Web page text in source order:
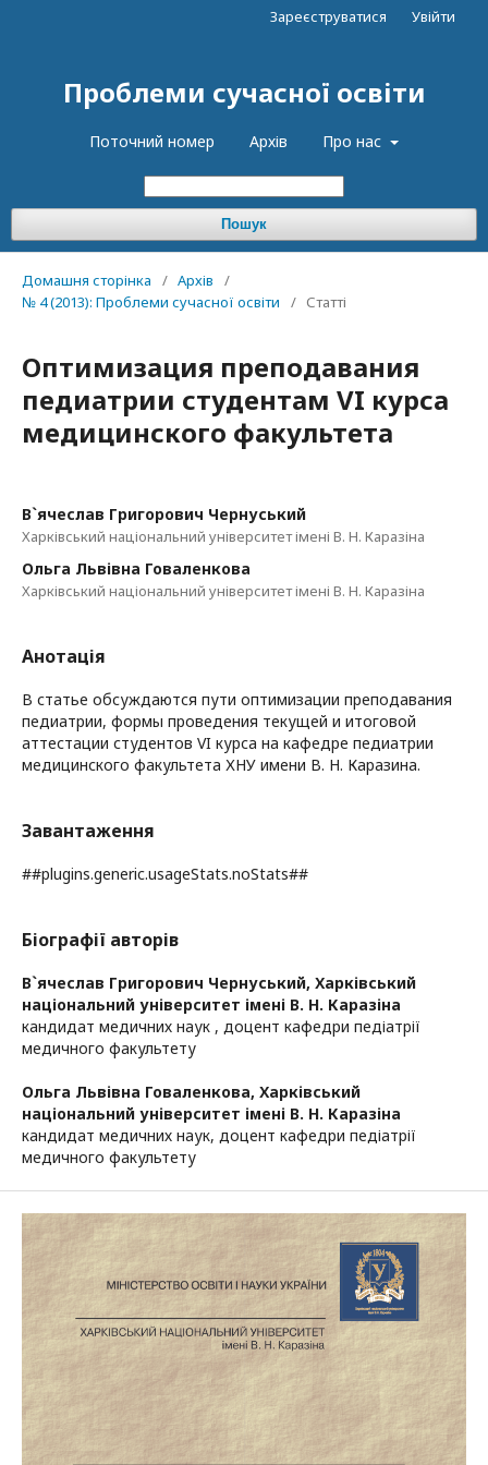
Проблеми сучасної освіти
Поточний номер Архів Про нас
Пошук
Зареєструватися Увійти
Домашня сторінка / Архів
/
№ 4 (2013): Проблеми сучасної освіти
/ Статті
Оптимизация преподавания
педиатрии студентам VI курса
медицинского факультета
В`ячеслав Григорович Чернуський
Харківський національний університет імені В. Н. Каразіна
Ольга Львівна Говаленкова
Харківський національний університет імені В. Н. Каразіна
Анотація
В статье обсуждаются пути оптимизации преподавания
педиатрии, формы проведения текущей и итоговой
аттестации студентов VI курса на кафедре педиатрии
медицинского факультета ХНУ имени В. Н. Каразина.
Завантаження
##plugins.generic.usageStats.noStats##
Біографії авторів
В`ячеслав Григорович Чернуський, Харківський
національний університет імені В. Н. Каразіна
кандидат медичних наук , доцент кафедри педіатрії
медичного факультету
Ольга Львівна Говаленкова, Харківський
національний університет імені В. Н. Каразіна
кандидат медичних наук, доцент кафедри педіатрії
медичного факультету